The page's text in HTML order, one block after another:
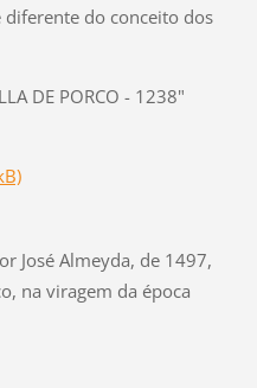
diferente do conceito dos
DE PORCO - 1238"
José Almeyda, de 1497,
na viragem da época